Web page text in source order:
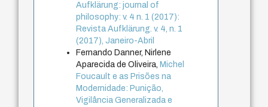
Aufklärung: journal of
philosophy: v. 4 n. 1 (2017):
Revista Aufklärung. v. 4, n. 1
(2017), Janeiro-Abril
Fernando Danner, Nirlene
Aparecida de Oliveira, Michel
Foucault e as Prisões na
Modernidade: Punição,
Vigilância Generalizada e